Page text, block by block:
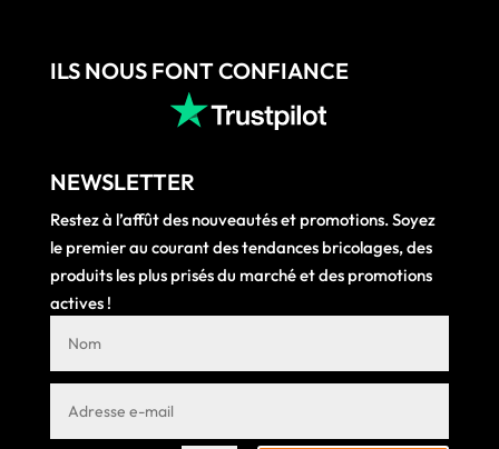
ILS NOUS FONT CONFIANCE
NEWSLETTER
Restez à l’affût des nouveautés et promotions. Soyez
le premier au courant des tendances bricolages, des
produits les plus prisés du marché et des promotions
actives !